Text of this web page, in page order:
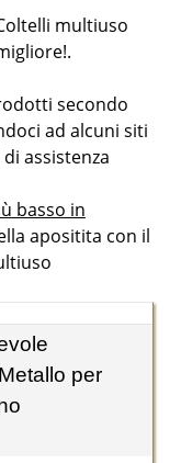
multiuso
secondo
ad alcuni siti
assistenza
basso in
apositita con il
per